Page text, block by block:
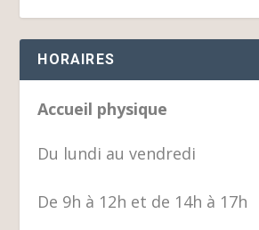
HORAIRES
Accueil physique
Du lundi au vendredi
De 9h à 12h et de 14h à 17h